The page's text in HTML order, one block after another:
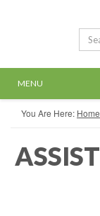
MENU
You Are Here: Home